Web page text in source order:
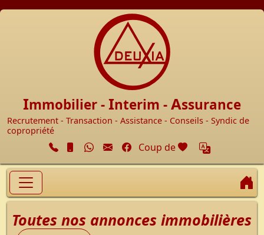
Immobilier -Interim -Assurance
Recrutement - Transaction - Assistance - Conseils - Syndic de
copropriété
Facebook
Coup de cœur
Toutes nos annonces immobilières